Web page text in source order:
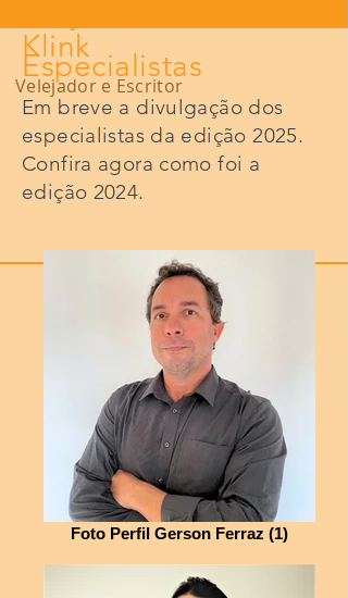
Klink
Velejador e Escritor
Especialistas
Em breve a divulgação dos
especialistas da edição 2025.
Confira agora como foi a
edição 2024.
Foto Perfil Gerson Ferraz (1)